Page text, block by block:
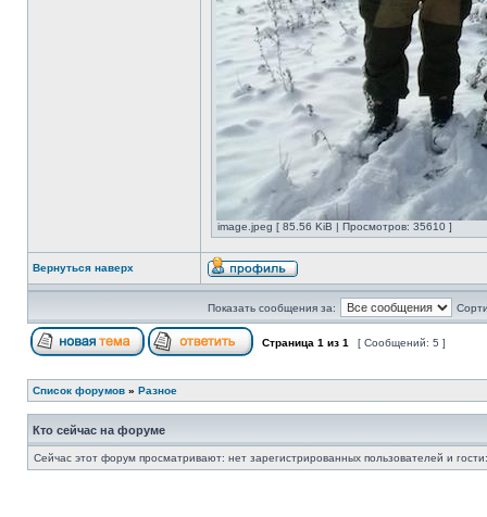
image.jpeg [ 85.56 KiB | Просмотров: 35610 ]
Вернуться наверх
Показать сообщения за:
Страница 1 из 1 [ Сообщений: 5 ]
Список форумов » Разное
Кто сейчас на форуме
Сейчас этот форум просматривают: нет зарегистрированных пользователей и